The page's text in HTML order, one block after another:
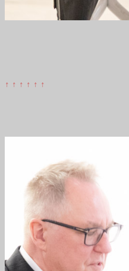
↑ ↑ ↑ ↑ ↑ ↑